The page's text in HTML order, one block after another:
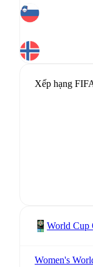
Xếp hạng
World Cup
Women's